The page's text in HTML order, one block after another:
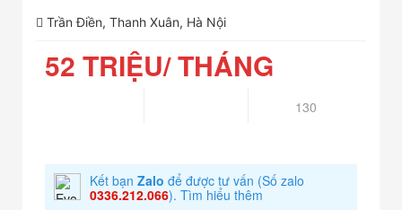
Trần Điền, Thanh Xuân, Hà Nội
52 TRIỆU/ THÁNG
130
Kết bạn Zalo để được tư vấn (Số zalo
0336.212.066). Tìm hiểu thêm